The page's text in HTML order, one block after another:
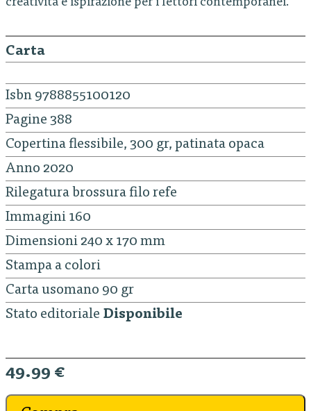
creatività e ispirazione per i lettori contemporanei.
Carta
Isbn 9788855100120
Pagine 388
Copertina flessibile, 300 gr, patinata opaca
Anno 2020
Rilegatura brossura filo refe
Immagini 160
Dimensioni 240 x 170 mm
Stampa a colori
Carta usomano 90 gr
Stato editoriale Disponibile
49.99 €